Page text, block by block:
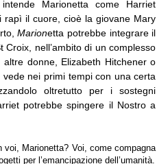
Marionetta come Harriet
rapì il cuore, cioè la giovane Mary
Marionetta potrebbe integrare il
Croix, nell’ambito di un complesso
donne, Elizabeth Hitchener o
nei primi tempi con una certa
oltretutto per i sostegni
potrebbe spingere il Nostro a
Marionetta? Voi, come compagna
per l’emancipazione dell’umanità.